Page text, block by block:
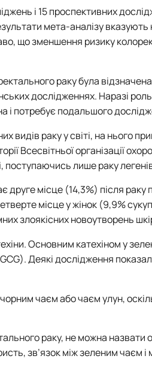
і 15 проспективних
мета-аналізу
що зменшення ризику
раку була
дослідженнях. Наразі
і потребує подальшого
видів раку у світі, на нього
Всесвітньої організації
поступаючись лише раку
друге місце (14,3%) після раку
місце у жінок (9,9%
злоякісних новоутворень
Основним катехіном у
Деякі дослідження
чорним чаєм або чаєм улун,
раку, не можна назвати
зв’язок між зеленим чаєм